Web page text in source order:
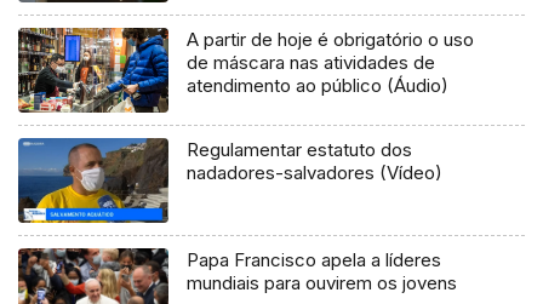
A partir de hoje é obrigatório o uso
de máscara nas atividades de
atendimento ao público (Áudio)
Regulamentar estatuto dos
nadadores-salvadores (Vídeo)
Papa Francisco apela a líderes
mundiais para ouvirem os jovens